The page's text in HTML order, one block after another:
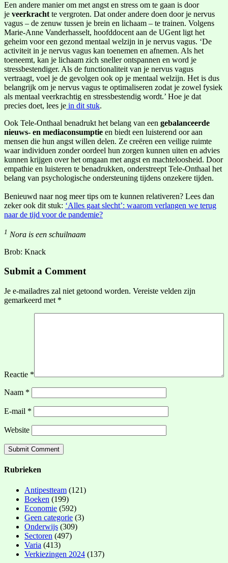
Een andere manier om met angst en stress om te gaan is door
je veerkracht te vergroten. Dat onder andere doen door je nervus
vagus – de zenuw tussen je brein en lichaam – te trainen. Volgens
Marie-Anne Vanderhasselt, hoofddocent aan de UGent ligt het
geheim voor een gezond mentaal welzijn in je nervus vagus. ‘De
activiteit in je nervus vagus kan toenemen en afnemen. Als het
toeneemt, kan je lichaam zich sneller ontspannen en word je
stressbestendiger. Als de functionaliteit van je nervus vagus
vertraagt, voel je de gevolgen ook op je mentaal welzijn. Het is dus
belangrijk om je nervus vagus te optimaliseren zodat je zowel fysiek
als mentaal veerkrachtig en stressbestendig wordt.’ Hoe je dat
precies doet, lees je in dit stuk.
Ook Tele-Onthaal benadrukt het belang van een gebalanceerde
nieuws- en mediaconsumptie en biedt een luisterend oor aan
mensen die hun angst willen delen. Ze creëren een veilige ruimte
waar individuen zonder oordeel hun zorgen kunnen uiten en advies
kunnen krijgen over het omgaan met angst en machteloosheid. Door
empathie en luisteren te benadrukken, onderstreept Tele-Onthaal het
belang van psychologische ondersteuning tijdens onzekere tijden.
Benieuwd naar nog meer tips om te kunnen relativeren? Lees dan
zeker ook dit stuk: ‘Alles gaat slecht’: waarom verlangen we terug
naar de tijd voor de pandemie?
1 Nora is een schuilnaam
Brob: Knack
Submit a Comment
Je e-mailadres zal niet getoond worden. Vereiste velden zijn
gemarkeerd met *
Reactie *
Naam *
E-mail *
Website
Rubrieken
Antipestteam (121)
Boeken (199)
Economie (592)
Geen categorie (3)
Onderwijs (309)
Sectoren (497)
Varia (413)
Verkiezingen 2024 (137)